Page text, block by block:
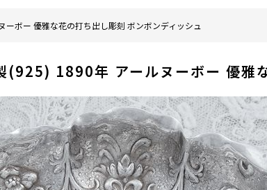
ボー 優雅な花の打ち出し彫刻 ボンボンディッシュ
(925) 1890年 アールヌーボー 優雅